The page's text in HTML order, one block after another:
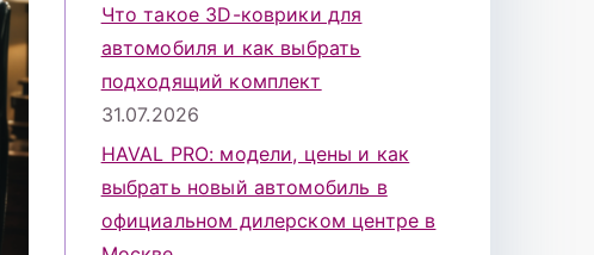
Что такое 3D-коврики для
автомобиля и как выбрать
подходящий комплект
31.07.2026
HAVAL PRO: модели, цены и как
выбрать новый автомобиль в
официальном дилерском центре в